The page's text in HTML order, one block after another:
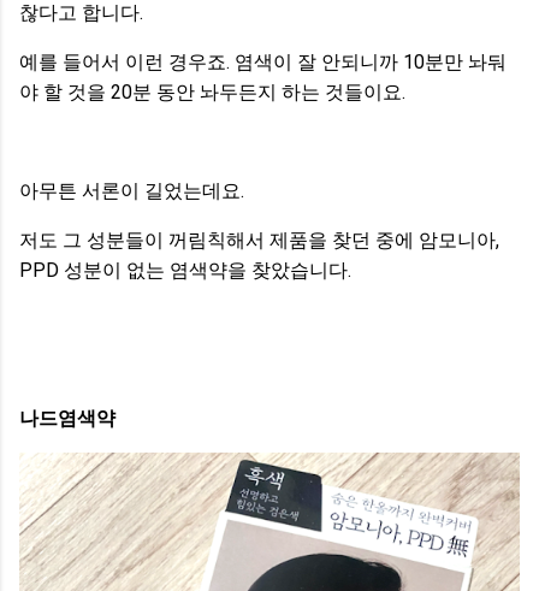
찮다고 합니다.
예를 들어서 이런 경우죠. 염색이 잘 안되니까 10분만 놔둬
야 할 것을 20분 동안 놔두든지 하는 것들이요.
아무튼 서론이 길었는데요.
저도 그 성분들이 꺼림칙해서 제품을 찾던 중에 암모니아,
PPD 성분이 없는 염색약을 찾았습니다.
나드염색약